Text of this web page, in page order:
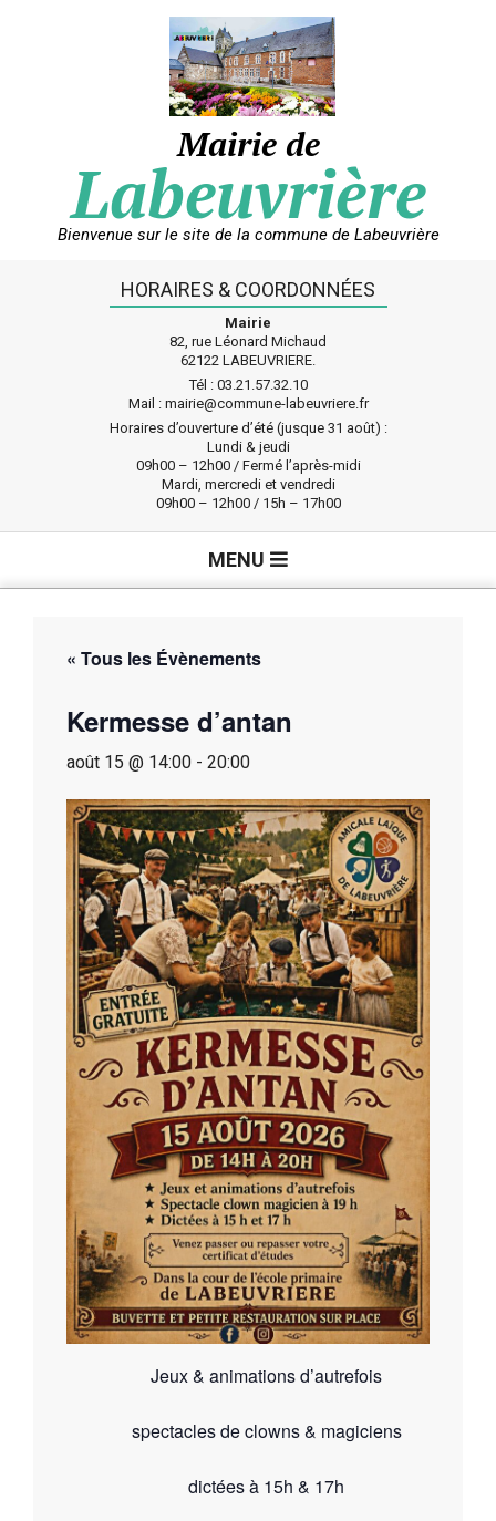
Mairie de
Labeuvrière
Bienvenue sur le site de la commune de Labeuvrière
HORAIRES & COORDONNÉES
Mairie
82, rue Léonard Michaud
62122 LABEUVRIERE.
Tél : 03.21.57.32.10
Mail : mairie@commune-labeuvriere.fr
Horaires d’ouverture d’été (jusque 31 août) :
Lundi & jeudi
09h00 – 12h00 / Fermé l’après-midi
Mardi, mercredi et vendredi
09h00 – 12h00 / 15h – 17h00
MENU
« Tous les Évènements
Kermesse d’antan
août 15 @ 14:00 - 20:00
Jeux & animations d’autrefois
spectacles de clowns & magiciens
dictées à 15h & 17h